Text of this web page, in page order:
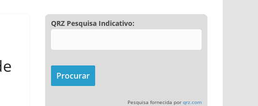
QRZ Pesquisa Indicativo:
Pesquisa fornecida por qrz.com